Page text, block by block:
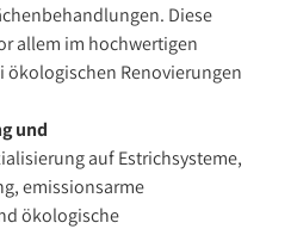
Diese
allem im hochwertigen
ökologischen Renovierungen
und
auf Estrichsysteme,
emissionsarme
ökologische